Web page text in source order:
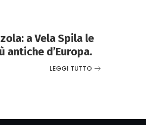
a Vela Spila le
antiche d’Europa.
LEGGI TUTTO